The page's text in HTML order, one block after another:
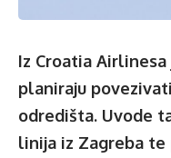
Iz Croatia
planiraju
odredišta. Uvode
linija iz Zagreba te